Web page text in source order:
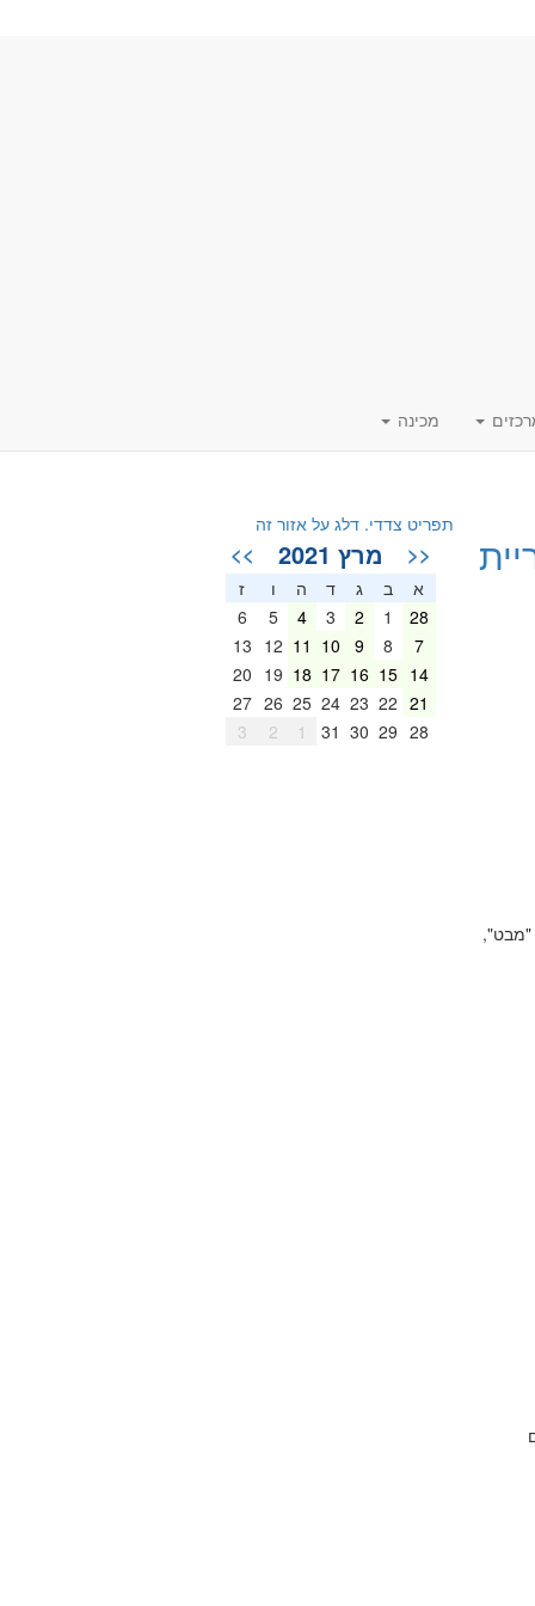
מכינה
"מבט",
תפריט צדדי. דלג על אזור זה
<< מרץ 2021 >>
א ב ג ד ה ו
ז
28
1
2
3
4
5
6
7
8
9
10
11
12
13
14
15
16
17
18
19
20
21
22
23
24
25
26
27
28
29
30
31
1
2
3